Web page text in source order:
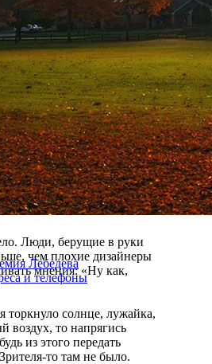
Люди, берущие в руки
чем плохие дизайнеры
мнения: «Ну как,
торкнуло солнце, лужайка,
воздух, то напрягись
из этого передать
то там не было.
Лебедева
и телефоны